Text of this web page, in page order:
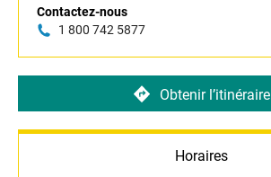
Contactez-nous
1 800 742 5877
Obtenir l’itinéraire
Horaires